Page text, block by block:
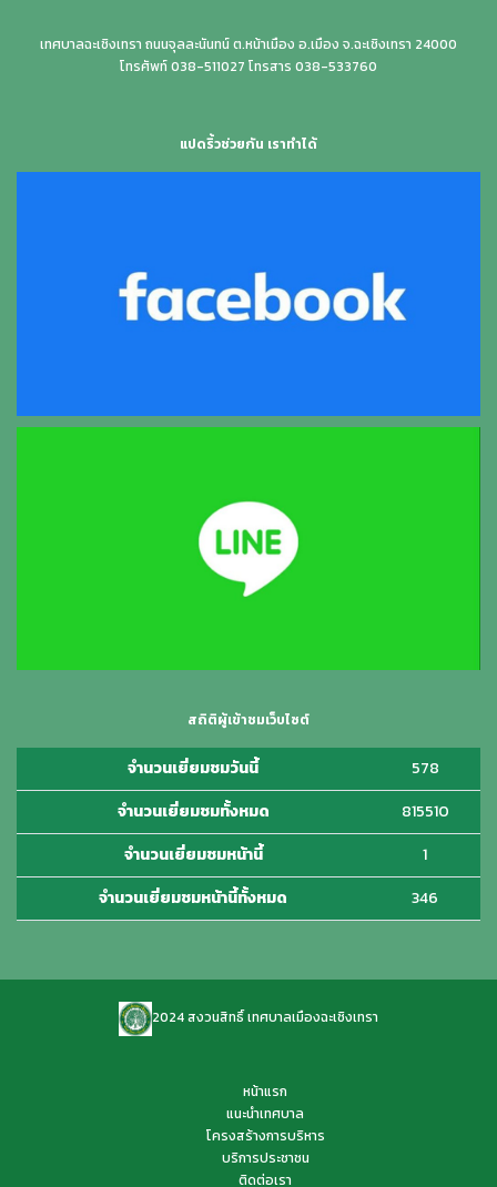
เทศบาลฉะเชิงเทรา ถนนจุลละนันทน์ ต.หน้าเมือง อ.เมือง จ.ฉะเชิงเทรา 24000
โทรศัพท์ 038-511027 โทรสาร 038-533760
แปดริ้วช่วยกัน เราทำได้
สถิติผู้เข้าชมเว็บไซต์
จำนวนเยี่ยมชมวันนี้
578
จำนวนเยี่ยมชมทั้งหมด
815510
จำนวนเยี่ยมชมหน้านี้
1
จำนวนเยี่ยมชมหน้านี้ทั้งหมด
346
2024 สงวนสิทธิ์ เทศบาลเมืองฉะเชิงเทรา
หน้าแรก
แนะนำเทศบาล
โครงสร้างการบริหาร
บริการประชาชน
ติดต่อเรา